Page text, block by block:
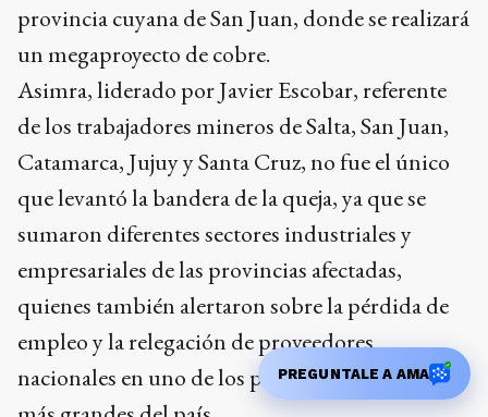
provincia cuyana de San Juan, donde se realizará
un megaproyecto de cobre.
Asimra, liderado por Javier Escobar, referente
de los trabajadores mineros de Salta, San Juan,
Catamarca, Jujuy y Santa Cruz, no fue el único
que levantó la bandera de la queja, ya que se
sumaron diferentes sectores industriales y
empresariales de las provincias afectadas,
quienes también alertaron sobre la pérdida de
empleo y la relegación de proveedores
nacionales en uno de los proyectos de inversión
PREGUNTALE A AMA